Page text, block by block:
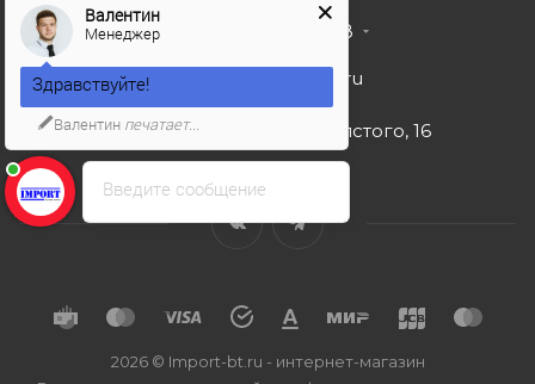
+7 495 989 53 38
import-bt@bk.ru
г. Москва, ул. Льва Толстого, 16
2026 © Import-bt.ru - интернет-магазин
Введите сообщение
Валентин
Менеджер
Здравствуйте!
Валентин печатает...